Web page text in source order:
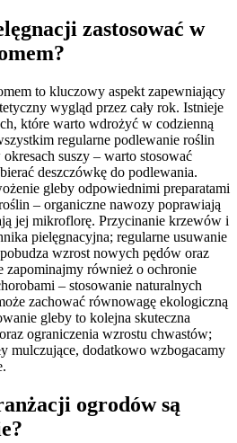
zastosować w
to kluczowy aspekt zapewniający
wygląd przez cały rok. Istnieje
które warto wdrożyć w codzienną
regularne podlewanie roślin
okresach suszy – warto stosować
deszczówkę do podlewania.
gleby odpowiednimi preparatami
– organiczne nawozy poprawiają
jej mikroflorę. Przycinanie krzewów i
pielęgnacyjna; regularne usuwanie
wzrost nowych pędów oraz
zapominajmy również o ochronie
– stosowanie naturalnych
zachować równowagę ekologiczną
gleby to kolejna skuteczna
ograniczenia wzrostu chwastów;
mulczujące, dodatkowo wzbogacamy
ogrodów są